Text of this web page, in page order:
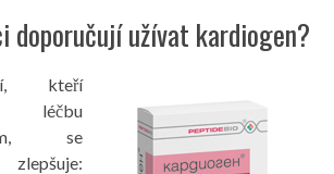
doporučují užívat kardiogen?
kteří
léčbu
se